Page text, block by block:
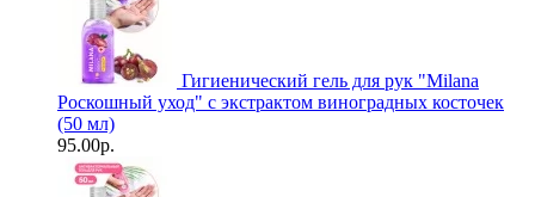
Гигиенический гель для рук "Milanа
Роскошный уход" с экстрактом виноградных косточек
(50 мл)
95.00р.